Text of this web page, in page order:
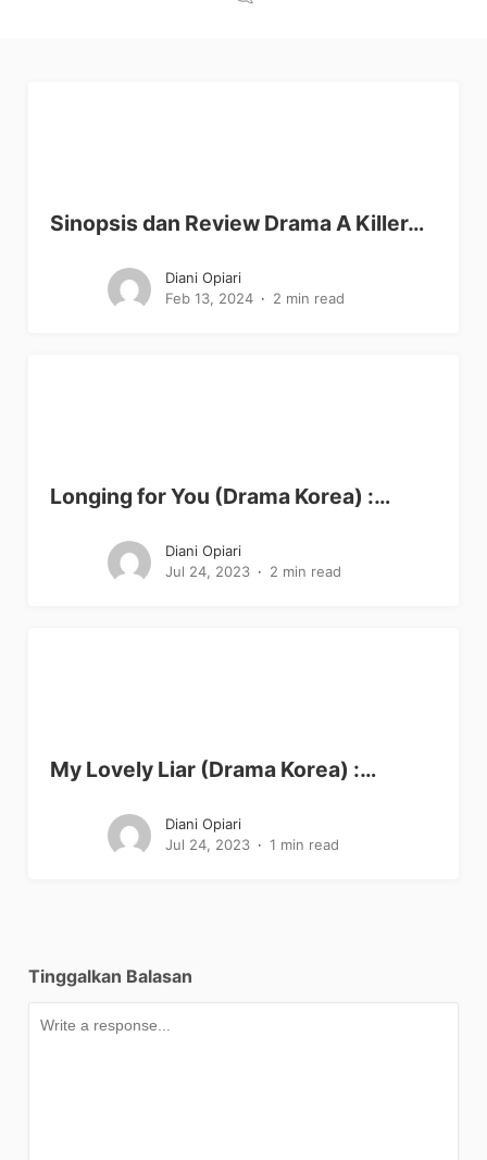
Sinopsis dan Review Drama A Killer…
Diani Opiari
Feb 13, 2024
2 min read
Longing for You (Drama Korea) :…
Diani Opiari
Jul 24, 2023
2 min read
My Lovely Liar (Drama Korea) :…
Diani Opiari
Jul 24, 2023
1 min read
Tinggalkan Balasan